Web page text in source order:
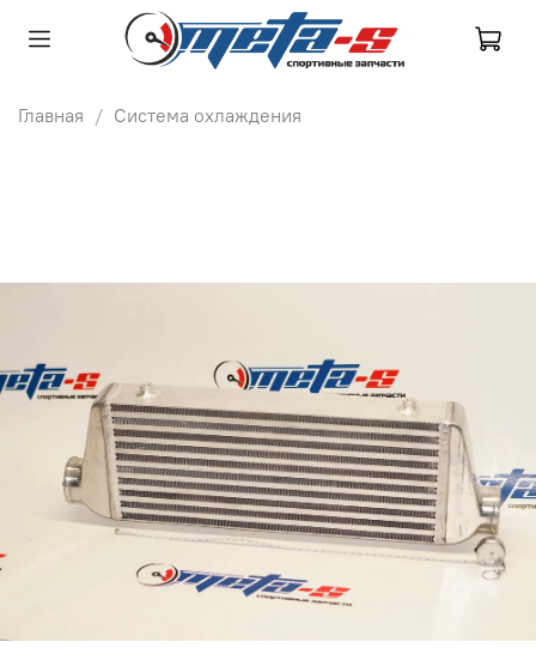
Главная Система охлаждения